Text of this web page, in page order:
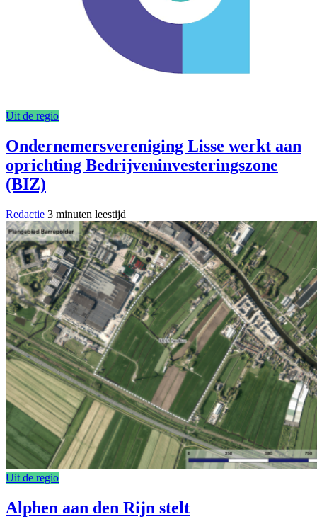
Uit de regio
Ondernemersvereniging Lisse werkt aan
oprichting Bedrijveninvesteringszone
(BIZ)
Redactie 3 minuten leestijd
Uit de regio
Alphen aan den Rijn stelt